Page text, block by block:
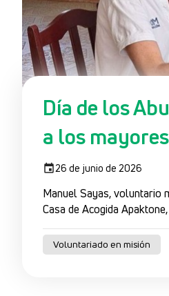
Día de los
a los
26 de junio de 2026
Manuel Sayas, voluntario
Casa de Acogida
Voluntariado en misión